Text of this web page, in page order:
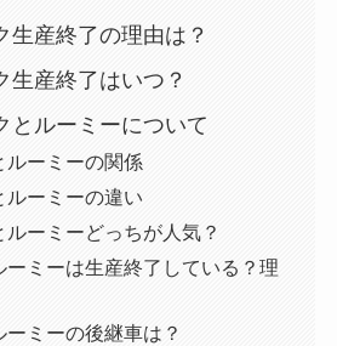
生産終了の理由は？
生産終了はいつ？
とルーミーについて
ルーミーの関係
ルーミーの違い
ルーミーどっちが人気？
ーミーは生産終了している？理
ーミーの後継車は？